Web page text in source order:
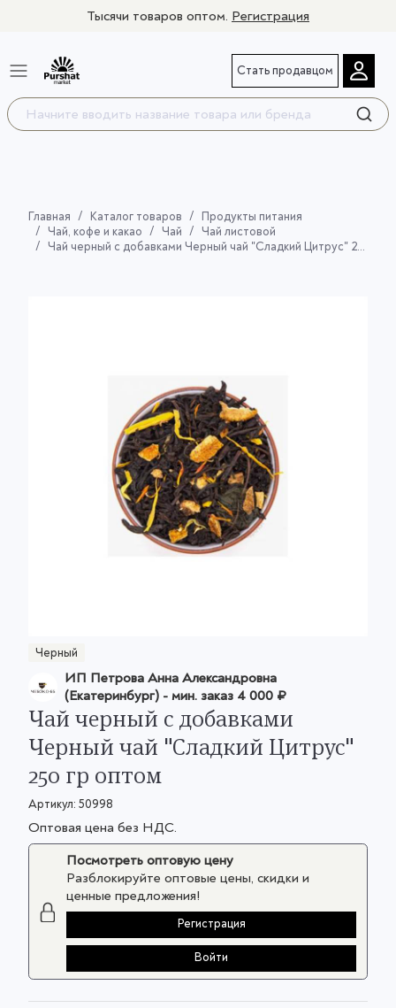
Тысячи товаров оптом. Регистрация
Стать продавцом
Главная Каталог товаров
Продукты питания
Чай, кофе и какао
Чай
Чай листовой
Чай черный с добавками Черный чай "Сладкий Цитрус" 250 гр
Черный
ИП Петрова Анна Александровна
(Екатеринбург) - мин. заказ 4 000 ₽
Чай черный с добавками
Черный чай "Сладкий Цитрус"
250 гр оптом
Артикул: 50998
Оптовая цена без НДС.
Посмотреть оптовую цену
Разблокируйте оптовые цены, скидки и
ценные предложения!
Регистрация
Войти